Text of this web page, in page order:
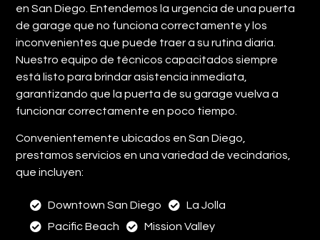
en San Diego. Entendemos la urgencia de una puerta
de garage que no funciona correctamente y los
inconvenientes que puede traer a su rutina diaria.
Nuestro equipo de técnicos capacitados siempre
está listo para brindar asistencia inmediata,
garantizando que la puerta de su garage vuelva a
funcionar correctamente en poco tiempo.
Convenientemente ubicados en San Diego,
prestamos servicios en una variedad de vecindarios,
que incluyen:
Downtown San Diego
La Jolla
Pacific Beach
Mission Valley